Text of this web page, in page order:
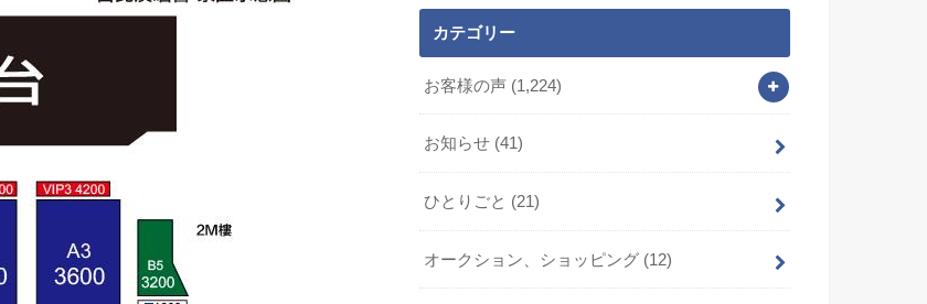
カテゴリー
お客様の声 (1,224)
お知らせ (41)
ひとりごと (21)
オークション、ショッピング (12)